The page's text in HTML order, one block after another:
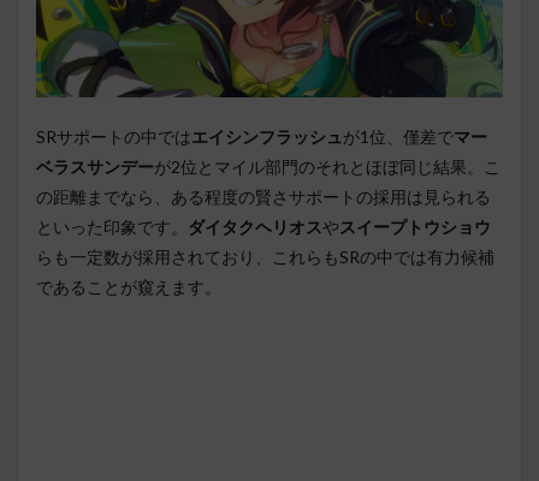
SRサポートの中ではエイシンフラッシュ が1位、僅差でマー
ベラスサンデーが2位とマイル部門のそれとほぼ同じ結果。こ
の距離までなら、ある程度の賢さサポートの採用は見られる
といった印象です。 ダイタクヘリオスやスイープトウショウ
らも一定数が採用されており、これらもSRの中では有力候補
であることが窺えます。